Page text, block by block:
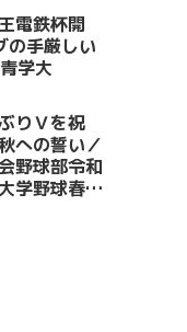
電鉄杯開
の手厳しい
学大
りＶを祝
への誓い／
野球部令和
学野球春季